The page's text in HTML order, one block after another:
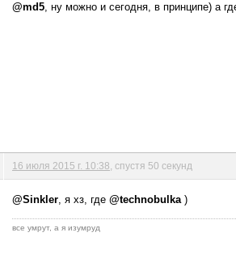
@md5, ну можно и сегодня, в принципе) а
16 июля 2015 г. 10:38 , спустя 50 секунд
@Sinkler, я хз, где @technobulka)
все умрут, а я изумруд